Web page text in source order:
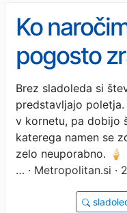
Ko
pogosto
tole:
čemu
se zdi, da
Brez sladoleda si
predstavljajo
v kornetu, pa dobijo
katerega namen se
zelo neuporabno.
… · Metropolitan.si ·